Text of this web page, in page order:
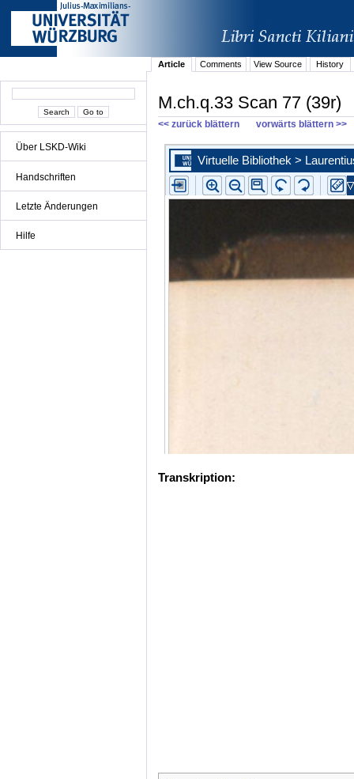
Über LSKD-Wiki
Handschriften
Letzte Änderungen
Hilfe
Article Comments View Source History
M.ch.q.33 Scan 77 (39r)
<< zurück blättern vorwärts blättern >>
Transkription: